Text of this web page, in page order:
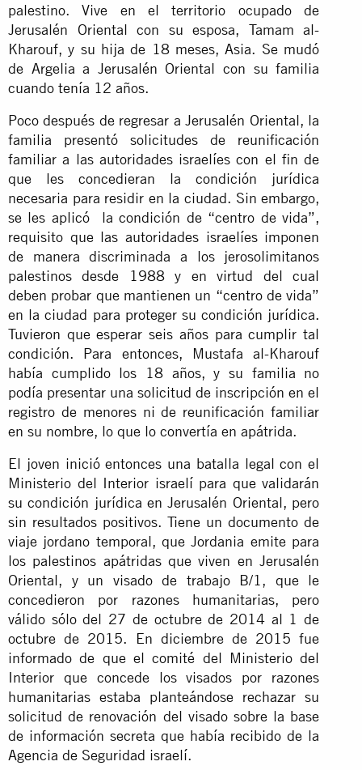
palestino. Vive en el territorio ocupado de
Jerusalén Oriental con su esposa, Tamam al-
Kharouf, y su hija de 18 meses, Asia. Se mudó
de Argelia a Jerusalén Oriental con su familia
cuando tenía 12 años.
Poco después de regresar a Jerusalén Oriental, la
familia presentó solicitudes de reunificación
familiar a las autoridades israelíes con el fin de
que les concedieran la condición jurídica
necesaria para residir en la ciudad. Sin embargo,
se les aplicó la condición de “centro de vida”,
requisito que las autoridades israelíes imponen
de manera discriminada a los jerosolimitanos
palestinos desde 1988 y en virtud del cual
deben probar que mantienen un “centro de vida”
en la ciudad para proteger su condición jurídica.
Tuvieron que esperar seis años para cumplir tal
condición. Para entonces, Mustafa al-Kharouf
había cumplido los 18 años, y su familia no
podía presentar una solicitud de inscripción en el
registro de menores ni de reunificación familiar
en su nombre, lo que lo convertía en apátrida.
El joven inició entonces una batalla legal con el
Ministerio del Interior israelí para que validarán
su condición jurídica en Jerusalén Oriental, pero
sin resultados positivos. Tiene un documento de
viaje jordano temporal, que Jordania emite para
los palestinos apátridas que viven en Jerusalén
Oriental, y un visado de trabajo B/1, que le
concedieron por razones humanitarias, pero
válido sólo del 27 de octubre de 2014 al 1 de
octubre de 2015. En diciembre de 2015 fue
informado de que el comité del Ministerio del
Interior que concede los visados por razones
humanitarias estaba planteándose rechazar su
solicitud de renovación del visado sobre la base
de información secreta que había recibido de la
Agencia de Seguridad israelí.